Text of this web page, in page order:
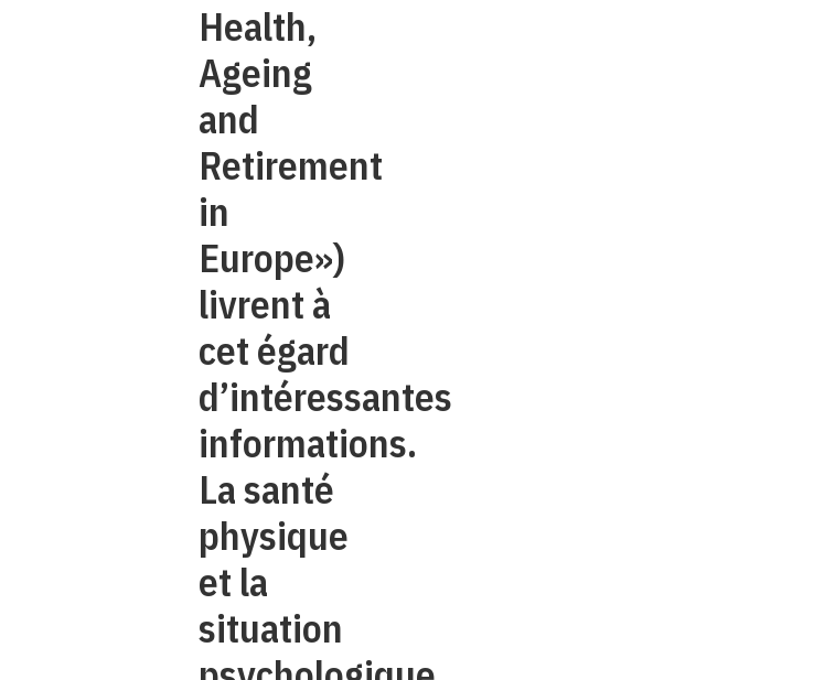
Health,
Ageing
and
Retirement
in
Europe»)
livrent à
cet égard
d’intéressantes
informations.
La santé
physique
et la
situation